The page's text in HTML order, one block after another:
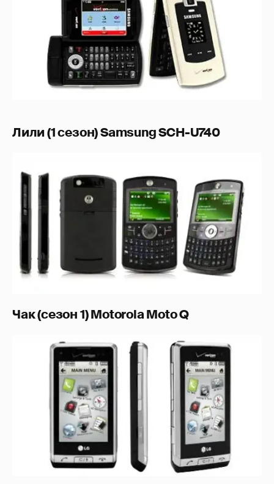
Лили (1 сезон) Samsung SCH-U740
Чак (сезон 1) Motorola Moto Q